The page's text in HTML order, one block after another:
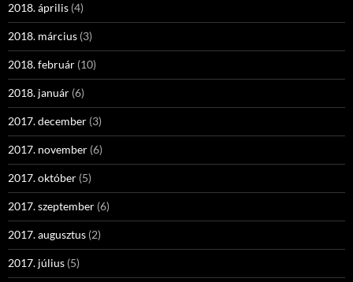
2018. április (4)
2018. március (3)
2018. február (10)
2018. január (6)
2017. december (3)
2017. november (6)
2017. október (5)
2017. szeptember (6)
2017. augusztus (2)
2017. július (5)